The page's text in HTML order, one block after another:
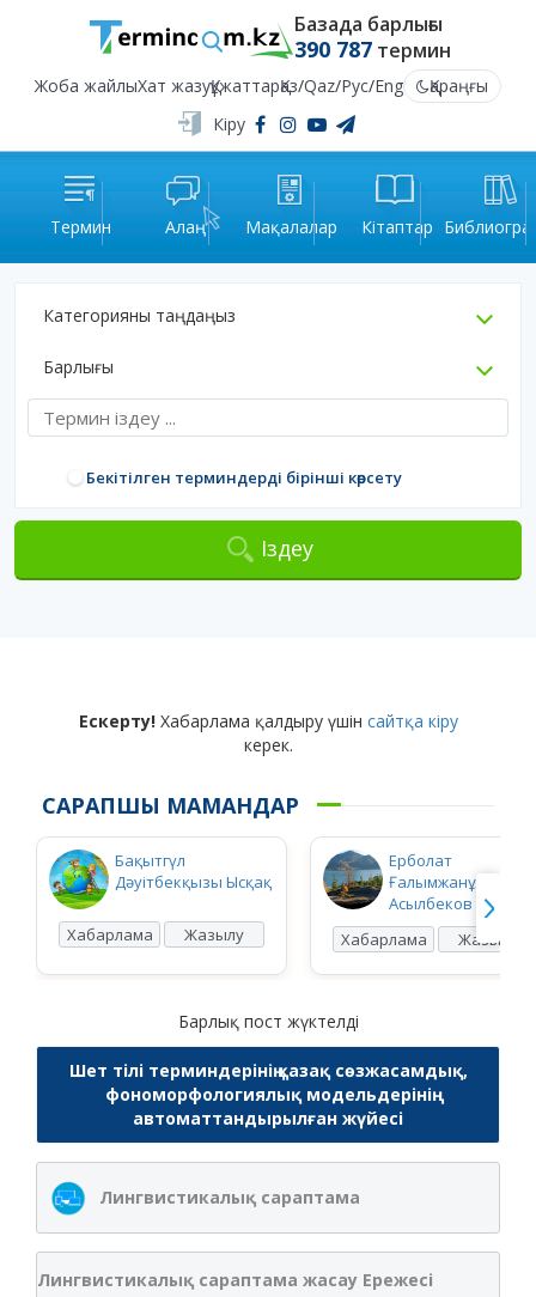
Базада барлығы
390 787термин
Жоба жайлыХат жазуҚұжаттарҚаз/Qaz/Рус/Eng
Қараңғы
Кіру
Термин Алаң Мақалалар Кітаптар
Категорияны таңдаңыз
Барлығы
Бекітілген терминдерді бірінші көрсету
Іздеу
Ескерту!Хабарлама қалдыру үшін сайтқа кіру
керек.
САРАПШЫ МАМАНДАР
Бақытгүл
Дәуітбекқызы Ысқақ
Хабарлама Жазылу
Ерболат
Ғалымжанұлы
Асылбеков
Хабарлама
Жазылу
Барлық пост жүктелді
Шет тілі терминдерінің қазақ сөзжасамдық,
фономорфологиялық модельдерінің
автоматтандырылған жүйесі
Лингвистикалық сараптама
Лингвистикалық сараптама жасау Ережесі